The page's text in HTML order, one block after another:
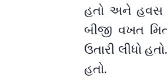
હતો અને હવસ
બીજી વખત
ઉતારી લીધો
હતો.